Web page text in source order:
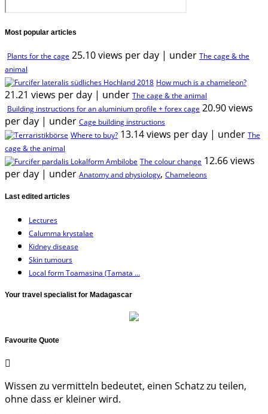
Most popular articles
Plants for the cage 25.10 views per day | under The cage & the
animal
How much is a chameleon?
21.21 views per day | under The cage & the animal
Building instructions for an aluminium profile + forex cage 20.90 views
per day | under Cage building instructions
Where to buy? 13.14 views per day | under The
cage & the animal
The colour change 12.66 views
per day | under Anatomy and physiology, Chameleons
Last edited articles
Lectures
Calumma krystalae
Kidney disease
Skin tumours
Local form Toamasina (Tamata ...
Your travel specialist for Madagascar
Favourite Quote
Wissen zu vermitteln bedeutet, einen Schatz zu teilen,
ohne dass er kleiner wird.